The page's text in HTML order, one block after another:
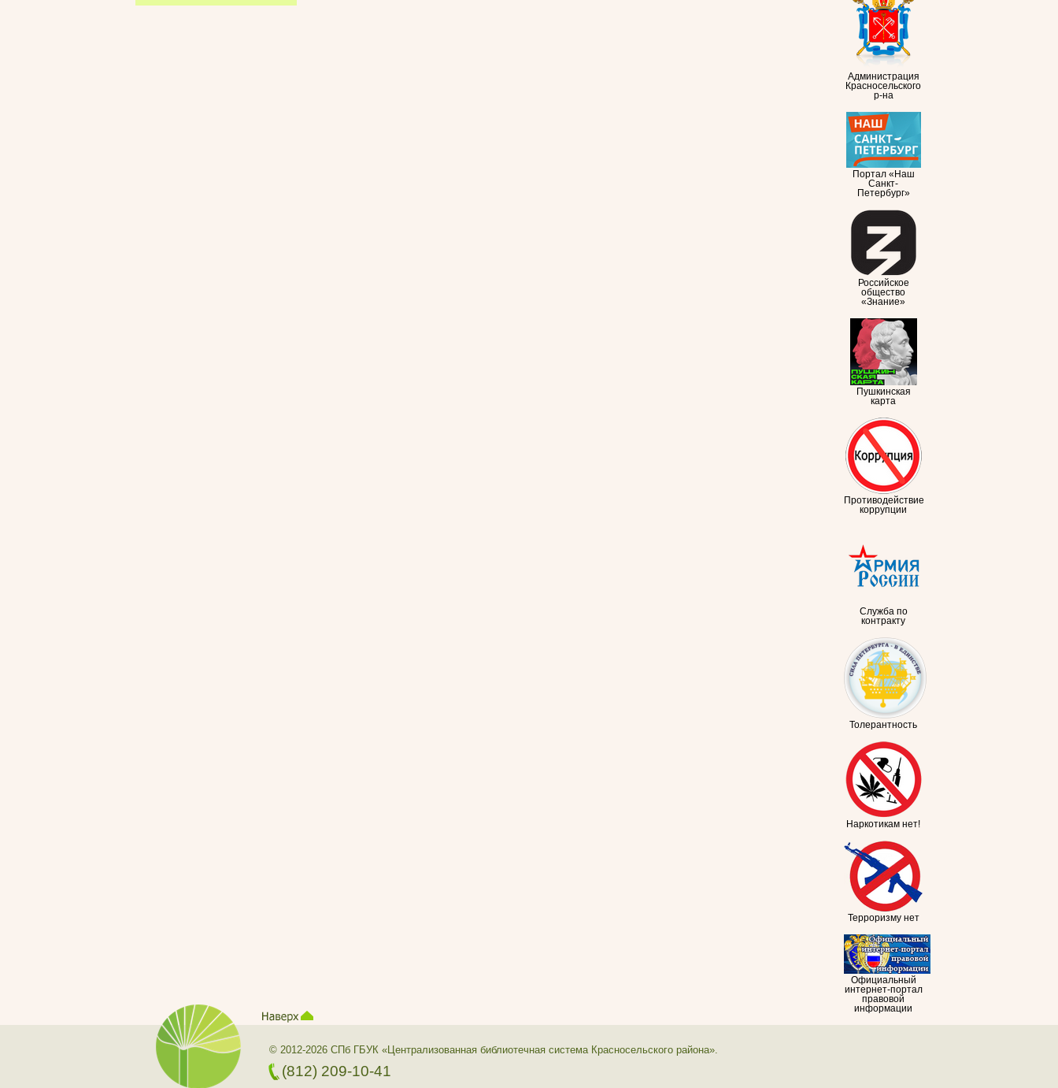
Администрация
Красносельского
р-на
Портал «Наш
Санкт-
Петербург»
Российское
общество
«Знание»
Пушкинская
карта
Противодействие
коррупции
Служба по
контракту
Толерантность
Наркотикам нет!
Терроризму нет
Официальный
интернет-портал
правовой
информации
© 2012-2026 СПб ГБУК «Централизованная библиотечная система Красносельского района».
(812) 209-10-41